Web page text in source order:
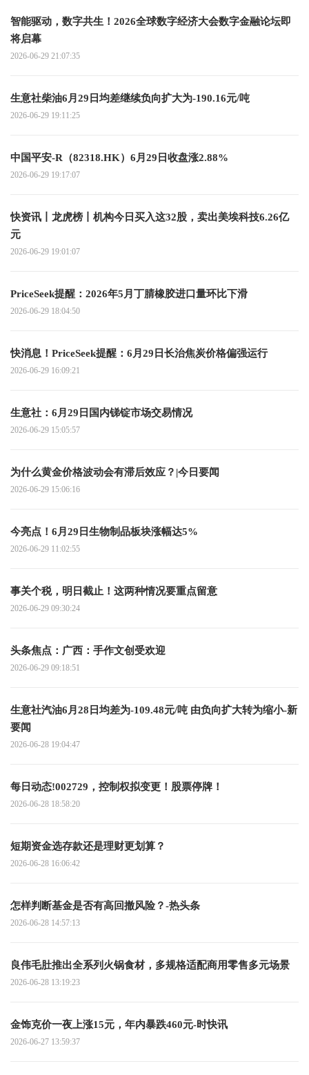
智能驱动，数字共生！2026全球数字经济大会数字金融论坛即
将启幕
2026-06-29 21:07:35
生意社柴油6月29日均差继续负向扩大为-190.16元/吨
2026-06-29 19:11:25
中国平安-R（82318.HK）6月29日收盘涨2.88%
2026-06-29 19:17:07
快资讯丨龙虎榜丨机构今日买入这32股，卖出美埃科技6.26亿
元
2026-06-29 19:01:07
PriceSeek提醒：2026年5月丁腈橡胶进口量环比下滑
2026-06-29 18:04:50
快消息！PriceSeek提醒：6月29日长治焦炭价格偏强运行
2026-06-29 16:09:21
生意社：6月29日国内锑锭市场交易情况
2026-06-29 15:05:57
为什么黄金价格波动会有滞后效应？|今日要闻
2026-06-29 15:06:16
今亮点！6月29日生物制品板块涨幅达5%
2026-06-29 11:02:55
事关个税，明日截止！这两种情况要重点留意
2026-06-29 09:30:24
头条焦点：广西：手作文创受欢迎
2026-06-29 09:18:51
生意社汽油6月28日均差为-109.48元/吨 由负向扩大转为缩小-新
要闻
2026-06-28 19:04:47
每日动态!002729，控制权拟变更！股票停牌！
2026-06-28 18:58:20
短期资金选存款还是理财更划算？
2026-06-28 16:06:42
怎样判断基金是否有高回撤风险？-热头条
2026-06-28 14:57:13
良伟毛肚推出全系列火锅食材，多规格适配商用零售多元场景
2026-06-28 13:19:23
金饰克价一夜上涨15元，年内暴跌460元-时快讯
2026-06-27 13:59:37